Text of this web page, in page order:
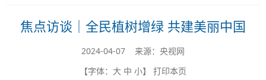
焦点访谈｜全民植树增绿 共建美丽中国
2024-04-07 来源：央视网
【字体： 大 中 小】 打印本页